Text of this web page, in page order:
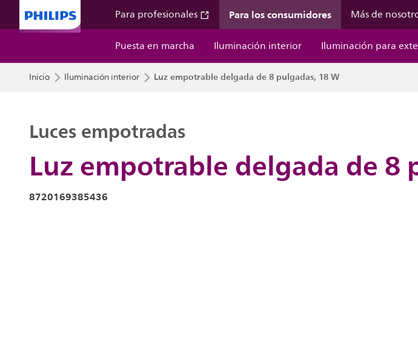
Para profesionales Para los consumidores Más de
Puesta en marcha
Iluminación interior Iluminación para
Inicio Iluminación interior Luz empotrable delgada de 8 pulgadas, 18 W
Luz empotrable delgada de 8
Luces empotradas
8720169385436